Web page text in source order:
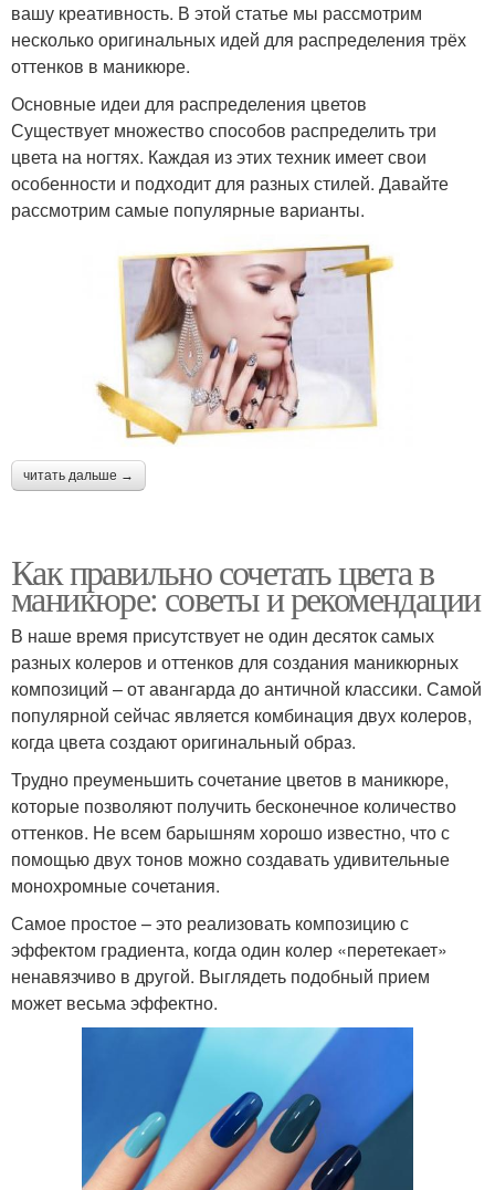
вашу креативность. В этой статье мы рассмотрим
несколько оригинальных идей для распределения трёх
оттенков в маникюре.
Основные идеи для распределения цветов
Существует множество способов распределить три
цвета на ногтях. Каждая из этих техник имеет свои
особенности и подходит для разных стилей. Давайте
рассмотрим самые популярные варианты.
читать дальше →
Как правильно сочетать цвета в
маникюре: советы и рекомендации
В наше время присутствует не один десяток самых
разных колеров и оттенков для создания маникюрных
композиций – от авангарда до античной классики. Самой
популярной сейчас является комбинация двух колеров,
когда цвета создают оригинальный образ.
Трудно преуменьшить сочетание цветов в маникюре,
которые позволяют получить бесконечное количество
оттенков. Не всем барышням хорошо известно, что с
помощью двух тонов можно создавать удивительные
монохромные сочетания.
Самое простое – это реализовать композицию с
эффектом градиента, когда один колер «перетекает»
ненавязчиво в другой. Выглядеть подобный прием
может весьма эффектно.